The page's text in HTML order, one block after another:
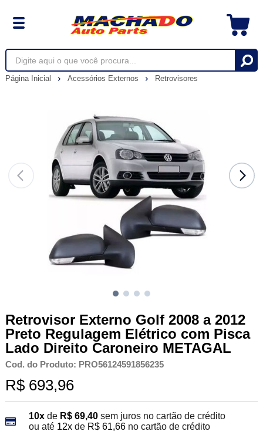
Página Inicial Acessórios Externos Retrovisores
Retrovisor Externo Golf 2008 a 2012
Preto Regulagem Elétrico com Pisca
Lado Direito Caroneiro METAGAL
Cod. do Produto: PRO56124591856235
R$ 693,96
10xde R$ 69,40 sem juros no cartão de crédito
ou até 12xde R$ 61,66no cartão de crédito